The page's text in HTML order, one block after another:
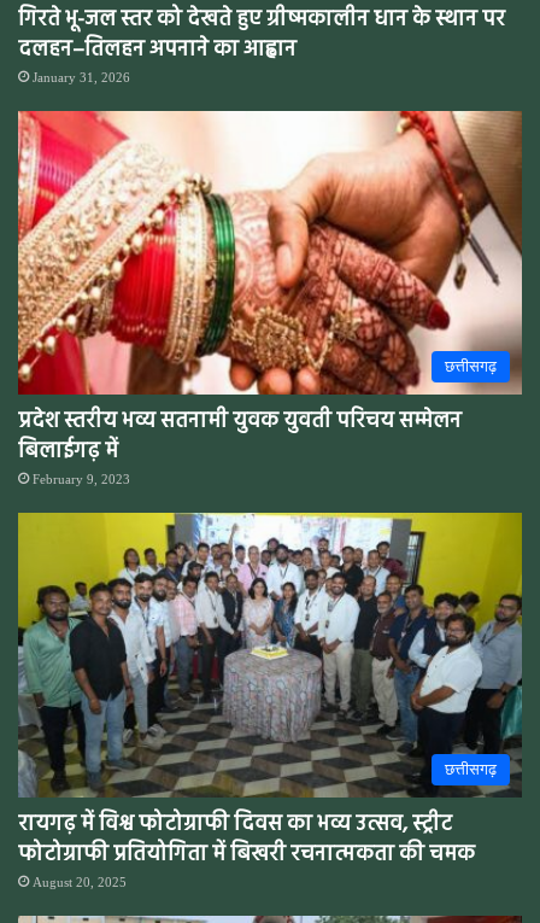
गिरते भू-जल स्तर को देखते हुए ग्रीष्मकालीन धान के स्थान पर
दलहन–तिलहन अपनाने का आह्वान
January 31, 2026
छत्तीसगढ़
प्रदेश स्तरीय भव्य सतनामी युवक युवती परिचय सम्मेलन
बिलाईगढ़ में
February 9, 2023
छत्तीसगढ़
रायगढ़ में विश्व फोटोग्राफी दिवस का भव्य उत्सव, स्ट्रीट
फोटोग्राफी प्रतियोगिता में बिखरी रचनात्मकता की चमक
August 20, 2025